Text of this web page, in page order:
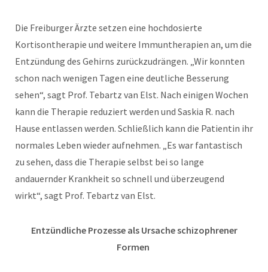
Die Freiburger Ärzte setzen eine hochdosierte
Kortisontherapie und weitere Immuntherapien an, um die
Entzündung des Gehirns zurückzudrängen. „Wir konnten
schon nach wenigen Tagen eine deutliche Besserung
sehen“, sagt Prof. Tebartz van Elst. Nach einigen Wochen
kann die Therapie reduziert werden und Saskia R. nach
Hause entlassen werden. Schließlich kann die Patientin ihr
normales Leben wieder aufnehmen. „Es war fantastisch
zu sehen, dass die Therapie selbst bei so lange
andauernder Krankheit so schnell und überzeugend
wirkt“, sagt Prof. Tebartz van Elst.
Entzündliche Prozesse als Ursache schizophrener
Formen